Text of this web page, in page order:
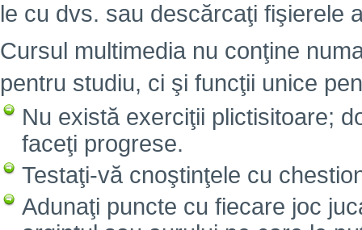
le cu dvs. sau descărcaţi fişierele
Cursul multimedia nu conţine
pentru studiu, ci şi funcţii unice
Nu există exerciţii plictisitoare;
faceţi progrese.
Testaţi-vă cnoştinţele cu
Adunaţi puncte cu fiecare joc